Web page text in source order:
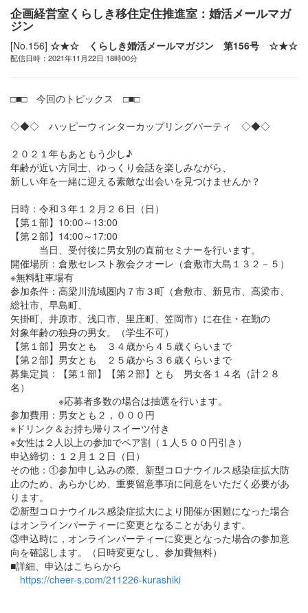
企画経営室くらしき移住定住推進室：婚活メールマガ
ジン
[No.156] ☆★☆ くらしき婚活メールマガジン 第156号 ☆★☆
配信日時：2021年11月22日 18時00分
□■□ 今回のトピックス □■□
◇◆◇ ハッピーウィンターカップリングパーティ ◇◆◇
２０２１年もあともう少し♪
年齢が近い方同士、ゆっくり会話を楽しみながら、
新しい年を一緒に迎える素敵な出会いを見つけませんか？
日時：令和３年１２月２６日（日）
【第１部】10:00～13:00
【第２部】14:00～17:00
当日、受付後に男女別の直前セミナーを行います。
開催場所：倉敷セレスト教会クオーレ（倉敷市大島１３２－５）
※無料駐車場有
参加条件：高梁川流域圏内７市３町（倉敷市、新見市、高梁市、
総社市、早島町、
矢掛町、井原市、浅口市、里庄町、笠岡市）に在住・在勤の
対象年齢の独身の男女。（学生不可）
【第１部】男女とも ３４歳から４５歳くらいまで
【第２部】男女とも ２５歳から３６歳くらいまで
募集定員：【第１部】【第２部】とも 男女各１４名（計２８
名）
※応募者多数の場合は抽選を行います。
参加費用：男女とも２，０００円
※ドリンク＆お持ち帰りスイーツ付き
※女性は２人以上の参加でペア割（１人５００円引き）
申込締切：１２月１２日（日）
その他：①参加申し込みの際、新型コロナウイルス感染症拡大防
止のため、あらかじめ、重要留意事項に同意をいただく必要があ
ります。
②新型コロナウイルス感染症拡大により開催が困難になった場合
はオンラインパーティーに変更となることがあります。
③申込時に，オンラインパーティーに変更となった場合の参加意
向を確認します。（日時変更なし、参加費無料）
■詳細、申込はこちらから
https://cheer-s.com/211226-kurashiki